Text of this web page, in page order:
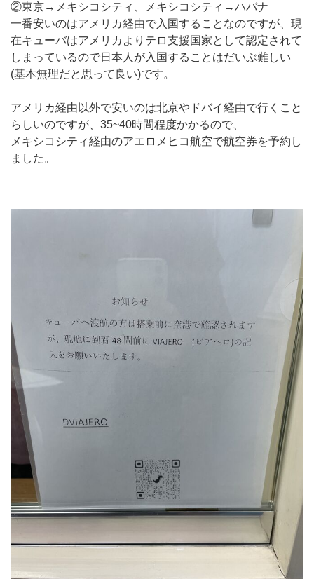
②東京→メキシコシティ、メキシコシティ→ハバナ
一番安いのはアメリカ経由で入国することなのですが、現
在キューバはアメリカよりテロ支援国家として認定されて
しまっているので日本人が入国することはだいぶ難しい
(基本無理だと思って良い)です。
アメリカ経由以外で安いのは北京やドバイ経由で行くこと
らしいのですが、35~40時間程度かかるので、
メキシコシティ経由のアエロメヒコ航空で航空券を予約し
ました。